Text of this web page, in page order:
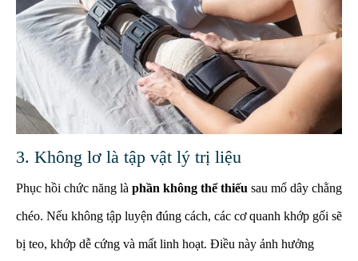
3. Không lơ là tập vật lý trị liệu
Phục hồi chức năng là phần không thể thiếu sau mổ dây chằng
chéo. Nếu không tập luyện đúng cách, các cơ quanh khớp gối sẽ
bị teo, khớp dễ cứng và mất linh hoạt. Điều này ảnh hưởng